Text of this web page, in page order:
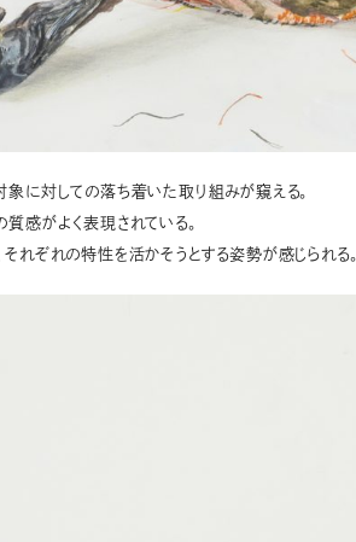
に対しての落ち着いた取り組みが窺える。
感がよく表現されている。
れぞれの特性を活かそうとする姿勢が感じられる。